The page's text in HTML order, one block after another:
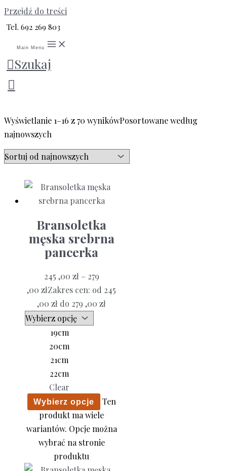
Przejdź do treści
Tel. 692 269 803
Main Menu
Szukaj
Bransoletki męskie
Wyświetlanie 1–16 z 70 wynikówPosortowane według
najnowszych
Bransoletka
męska srebrna
pancerka
245 ,00 zł – 279
,00 złZakres cen: od 245
,00 zł do 279 ,00 zł
19cm
20cm
21cm
22cm
Clear
Wybierz opcje
Ten
produkt ma wiele
wariantów. Opcje można
wybrać na stronie
produktu